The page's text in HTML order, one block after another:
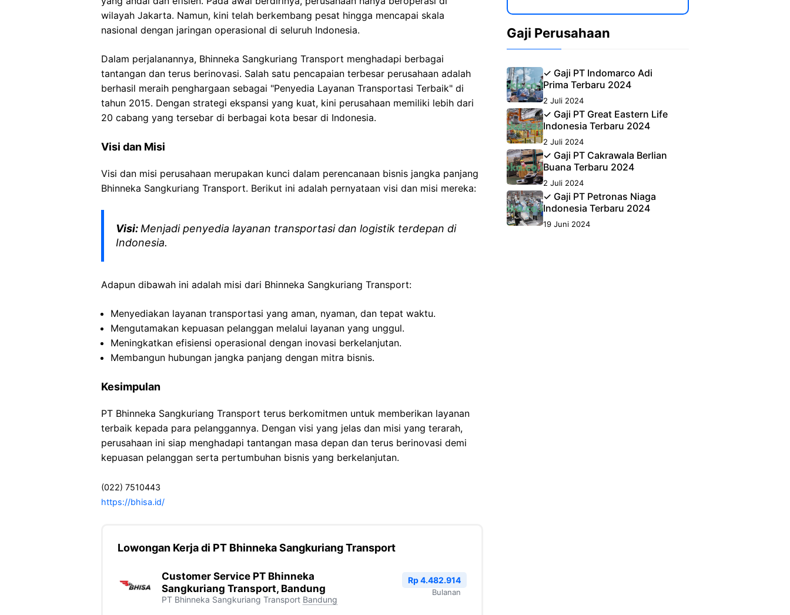
wilayah Jakarta. Namun, kini telah berkembang pesat hingga mencapai skala
nasional dengan jaringan operasional di seluruh Indonesia.
Dalam perjalanannya, Bhinneka Sangkuriang Transport menghadapi berbagai
tantangan dan terus berinovasi. Salah satu pencapaian terbesar perusahaan adalah
berhasil meraih penghargaan sebagai "Penyedia Layanan Transportasi Terbaik" di
tahun 2015. Dengan strategi ekspansi yang kuat, kini perusahaan memiliki lebih dari
20 cabang yang tersebar di berbagai kota besar di Indonesia.
Visi dan Misi
Visi dan misi perusahaan merupakan kunci dalam perencanaan bisnis jangka panjang
Bhinneka Sangkuriang Transport. Berikut ini adalah pernyataan visi dan misi mereka:
Visi: Menjadi penyedia layanan transportasi dan logistik terdepan di
Indonesia.
Adapun dibawah ini adalah misi dari Bhinneka Sangkuriang Transport:
Menyediakan layanan transportasi yang aman, nyaman, dan tepat waktu.
Mengutamakan kepuasan pelanggan melalui layanan yang unggul.
Meningkatkan efisiensi operasional dengan inovasi berkelanjutan.
Membangun hubungan jangka panjang dengan mitra bisnis.
Kesimpulan
PT Bhinneka Sangkuriang Transport terus berkomitmen untuk memberikan layanan
terbaik kepada para pelanggannya. Dengan visi yang jelas dan misi yang terarah,
perusahaan ini siap menghadapi tantangan masa depan dan terus berinovasi demi
kepuasan pelanggan serta pertumbuhan bisnis yang berkelanjutan.
(022) 7510443
https://bhisa.id/
Lowongan Kerja di PT Bhinneka Sangkuriang Transport
Customer Service PT Bhinneka
Sangkuriang Transport, Bandung
PT Bhinneka Sangkuriang Transport Bandung
Rp 4.482.914
Bulanan
Gaji Perusahaan
✓ Gaji PT Indomarco Adi
Prima Terbaru 2024
2 Juli 2024
✓ Gaji PT Great Eastern Life
Indonesia Terbaru 2024
2 Juli 2024
✓ Gaji PT Cakrawala Berlian
Buana Terbaru 2024
2 Juli 2024
✓ Gaji PT Petronas Niaga
Indonesia Terbaru 2024
19 Juni 2024